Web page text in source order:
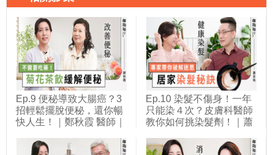
Ep.9 便秘導致大腸癌？3
招輕鬆擺脫便秘，還你暢
快人生！｜鄭秋霞 醫師｜
Ep.10 染髮不傷身！一年
只能染４次？皮膚科醫師
教你如何挑染髮劑！｜蕭
Health